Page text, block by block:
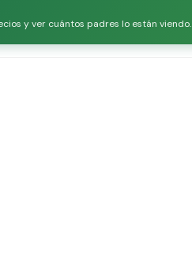
y ver cuántos padres lo están viendo.